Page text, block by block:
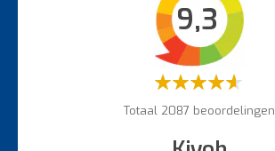
9,3
Waardering:
Totaal 2087 beoordelingen